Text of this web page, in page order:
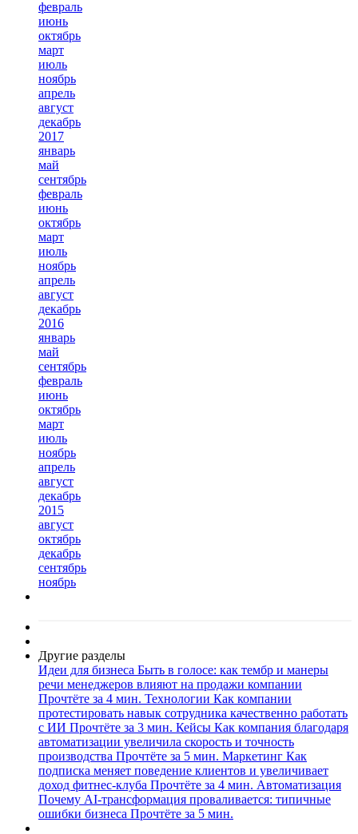
февраль
июнь
октябрь
март
июль
ноябрь
апрель
август
декабрь
2017
январь
май
сентябрь
февраль
июнь
октябрь
март
июль
ноябрь
апрель
август
декабрь
2016
январь
май
сентябрь
февраль
июнь
октябрь
март
июль
ноябрь
апрель
август
декабрь
2015
август
октябрь
декабрь
сентябрь
ноябрь
Другие разделы
Идеи для бизнеса Быть в голосе: как тембр и манеры
речи менеджеров влияют на продажи компании
Прочтёте за 4 мин. Технологии Как компании
протестировать навык сотрудника качественно работать
с ИИ Прочтёте за 3 мин. Кейсы Как компания благодаря
автоматизации увеличила скорость и точность
производства Прочтёте за 5 мин. Маркетинг Как
подписка меняет поведение клиентов и увеличивает
доход фитнес-клуба Прочтёте за 4 мин. Автоматизация
Почему AI-трансформация проваливается: типичные
ошибки бизнеса Прочтёте за 5 мин.